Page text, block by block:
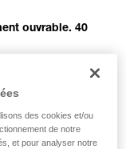
ouvrable. 40
grâce au
permettent
Ses deux
des cookies et/ou
de notre
et pour analyser notre